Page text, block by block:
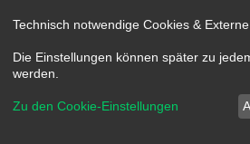
Technisch notwendige Cookies &
Die Einstellungen können später zu
werden.
Zu den Cookie-Einstellungen